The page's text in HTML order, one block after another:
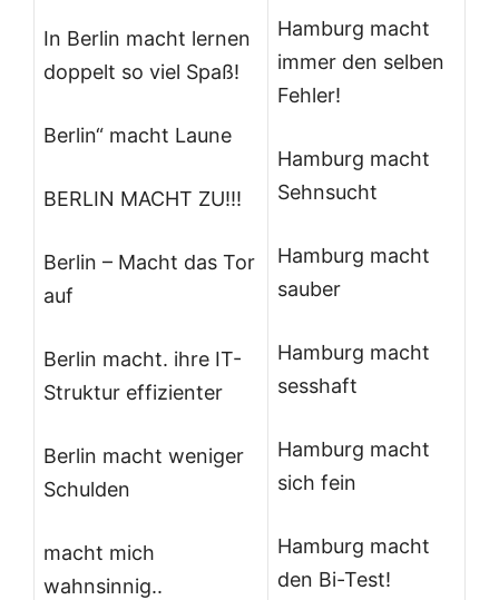
In Berlin macht lernen
doppelt so viel Spaß!
Berlin“ macht Laune
BERLIN MACHT ZU!!!
Berlin – Macht das Tor
auf
Berlin macht. ihre IT-
Struktur effizienter
Berlin macht weniger
Schulden
macht mich
wahnsinnig..
Hamburg macht
immer den selben
Fehler!
Hamburg macht
Sehnsucht
Hamburg macht
sauber
Hamburg macht
sesshaft
Hamburg macht
sich fein
Hamburg macht
den Bi-Test!